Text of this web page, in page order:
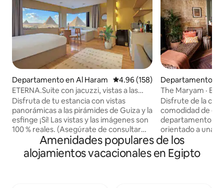
Departamento en Al Haram Calificación promedio: 4.96 de
4.96 (158)
ETERNA.Suite con jacuzzi, vistas a las
pirámides y balcón
Disfruta de tu estancia con vistas
panorámicas a las pirámides de Guiza y la
esfinge ¡Sí! Las vistas y las imágenes son
100 % reales. (Asegúrate de consultar
también nuestros otros anuncios)
Disfruta de una vista impresionante de
todas las pirámides de Guiza desde
Departamento en
uq
The Maryam · El
en el centro de El
Disfrute de la
comodidad de
departamento de
orientado a una
corazón del
Las paredes de
enmarcan una
Amenidades populares de los
alojamientos vacacionales en Egipto